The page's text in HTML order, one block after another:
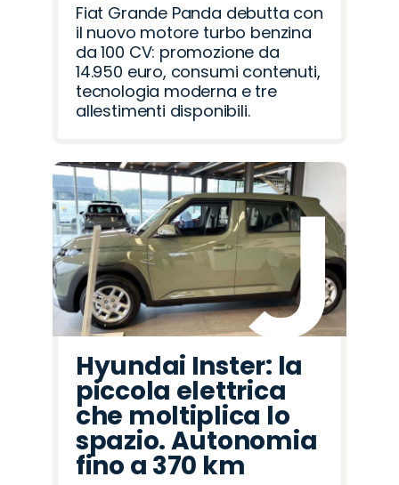
Fiat Grande Panda debutta con
il nuovo motore turbo benzina
da 100 CV: promozione da
14.950 euro, consumi contenuti,
tecnologia moderna e tre
allestimenti disponibili.
Hyundai Inster: la
piccola elettrica
che moltiplica lo
spazio. Autonomia
fino a 370 km